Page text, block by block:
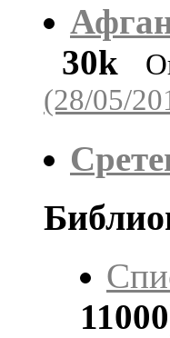
30k
(28/05/
11000